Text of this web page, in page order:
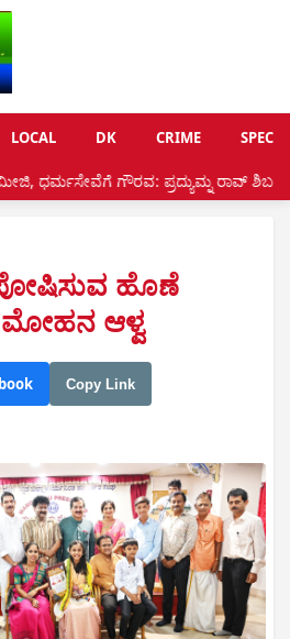
LOCAL DK CRIME
ಪ್ರದ್ಯುಮ್ನ ರಾವ್ ಶಿಬರೂರುಗೆ ಸನ್ಮಾನ •
ಹೊಣೆ
ಮೋಹನ ಆಳ್ವ
Copy Link